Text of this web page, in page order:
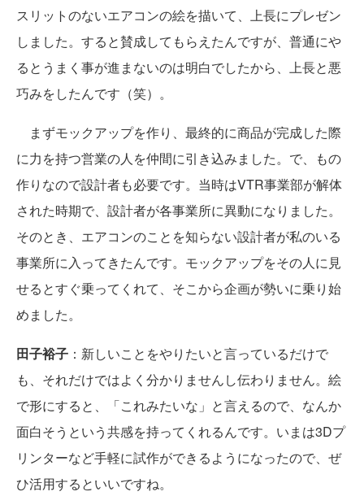
スリットのないエアコンの絵を描いて、上長にプレゼン
しました。すると賛成してもらえたんですが、普通にや
るとうまく事が進まないのは明白でしたから、上長と悪
巧みをしたんです（笑）。
まずモックアップを作り、最終的に商品が完成した際
に力を持つ営業の人を仲間に引き込みました。で、もの
作りなので設計者も必要です。当時はVTR事業部が解体
された時期で、設計者が各事業所に異動になりました。
そのとき、エアコンのことを知らない設計者が私のいる
事業所に入ってきたんです。モックアップをその人に見
せるとすぐ乗ってくれて、そこから企画が勢いに乗り始
めました。
田子裕子 ：新しいことをやりたいと言っているだけで
も、それだけではよく分かりませんし伝わりません。絵
で形にすると、「これみたいな」と言えるので、なんか
面白そうという共感を持ってくれるんです。いまは3Dプ
リンターなど手軽に試作ができるようになったので、ぜ
ひ活用するといいですね。